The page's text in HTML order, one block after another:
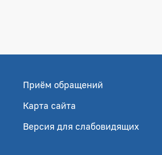
Приём обращений
Карта сайта
Версия для слабовидящих